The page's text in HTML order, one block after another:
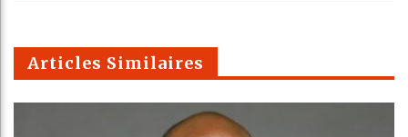
m
Articles Similaires